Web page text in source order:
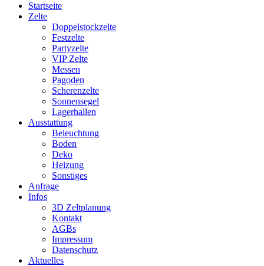
Startseite
Zelte
Doppelstockzelte
Festzelte
Partyzelte
VIP Zelte
Messen
Pagoden
Scherenzelte
Sonnensegel
Lagerhallen
Ausstattung
Beleuchtung
Boden
Deko
Heizung
Sonstiges
Anfrage
Infos
3D Zeltplanung
Kontakt
AGBs
Impressum
Datenschutz
Aktuelles